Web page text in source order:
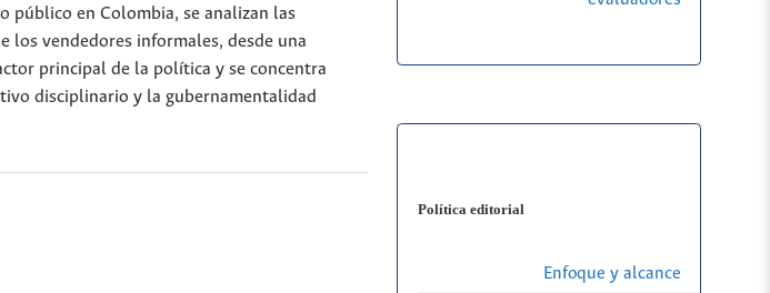
público en Colombia, se analizan las
los vendedores informales, desde una
principal de la política y se concentra
disciplinario y la gubernamentalidad
Política editorial
Enfoque y alcance